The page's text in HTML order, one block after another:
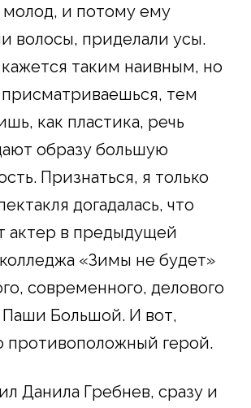
молод, и потому ему
волосы, приделали усы.
кажется таким наивным, но
тем
как пластика, речь
образу большую
Признаться, я только
догадалась, что
актер в предыдущей
«Зимы не будет»
современного, делового
Паши Большой. И вот,
противоположный герой.
Данила Гребнев, сразу и